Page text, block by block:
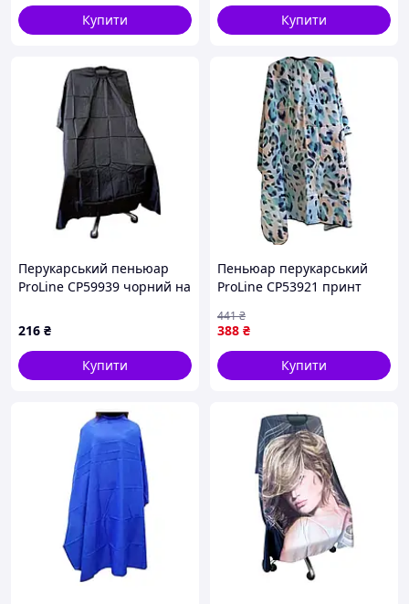
Купити
Купити
Перукарський пеньюар
ProLine CP59939 чорний на
216 ₴
Купити
Пеньюар перукарський
ProLine CP53921 принт
гачках 145х160 см
388 ₴
441₴
Купити